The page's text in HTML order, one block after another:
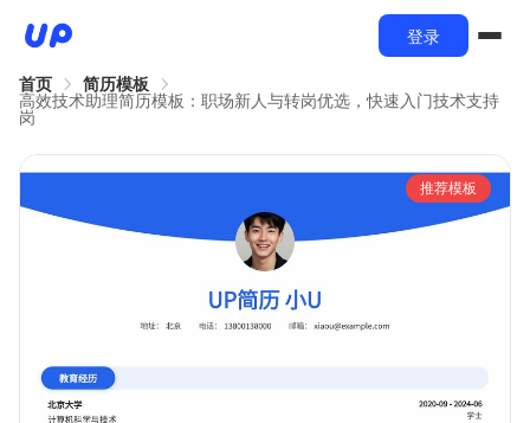
登录
首页
简历模板
高效技术助理简历模板：职场新人与转岗优选，快速入门技术支持
岗
推荐模板